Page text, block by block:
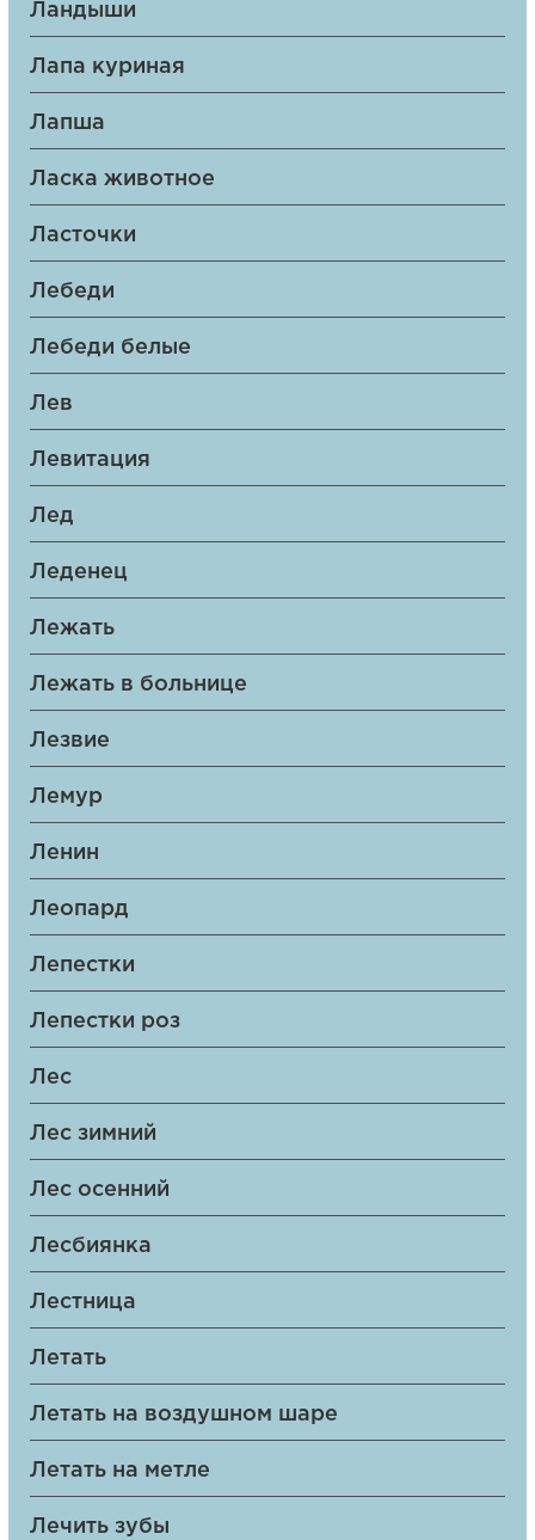
Ландыши
Лапа куриная
Лапша
Ласка животное
Ласточки
Лебеди
Лебеди белые
Лев
Левитация
Лед
Леденец
Лежать
Лежать в больнице
Лезвие
Лемур
Ленин
Леопард
Лепестки
Лепестки роз
Лес
Лес зимний
Лес осенний
Лесбиянка
Лестница
Летать
Летать на воздушном шаре
Летать на метле
Лечить зубы